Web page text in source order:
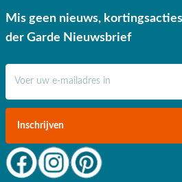
Mis geen nieuws,
der Garde Nieuwsbrief
Inschrijven